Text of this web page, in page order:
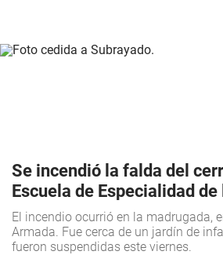
Se incendió la falda del
Escuela de Especialidad
El incendio ocurrió en la madrugada,
Armada. Fue cerca de un jardín de
fueron suspendidas este viernes.